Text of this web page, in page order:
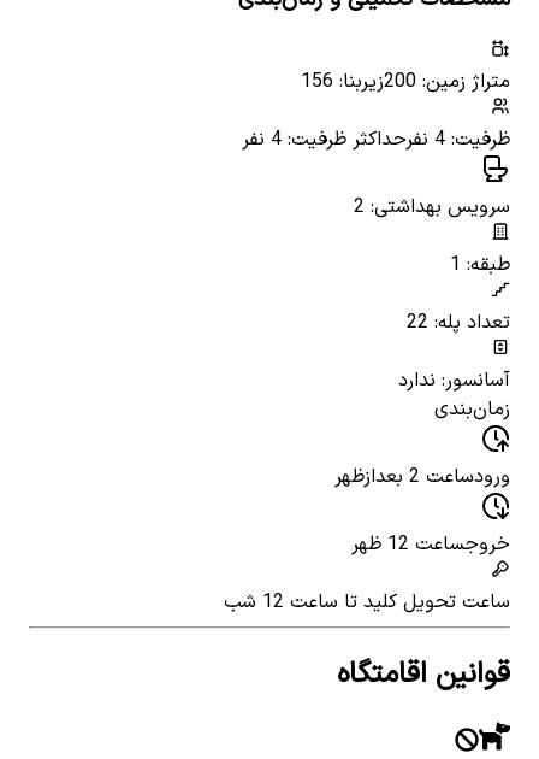
متراژ زمین: 200
زیربنا: 156
ظرفیت: 4 نفر
حداکثر ظرفیت: 4 نفر
سرویس بهداشتی: 2
طبقه: 1
تعداد پله: 22
آسانسور: ندارد
زمان‌بندی
ورودساعت 2 بعدازظهر
خروجساعت 12 ظهر
ساعت تحویل کلید تا ساعت 12 شب
قوانین اقامتگاه